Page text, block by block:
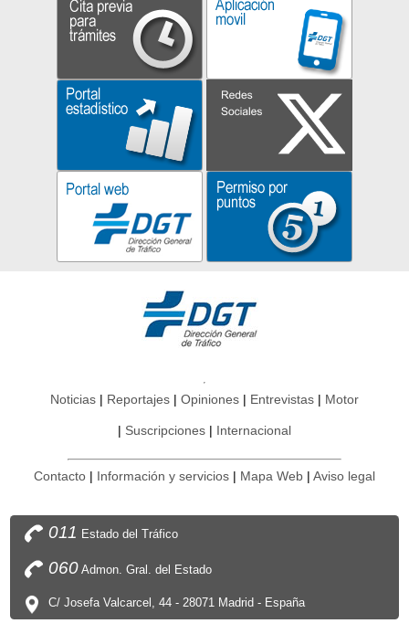
Noticias Reportajes Opiniones Entrevistas Motor
Suscripciones Internacional
Contacto Información y servicios Mapa Web Aviso legal
011 Estado del Tráfico
060Admon. Gral. del Estado
C/ Josefa Valcarcel, 44 - 28071 Madrid - España